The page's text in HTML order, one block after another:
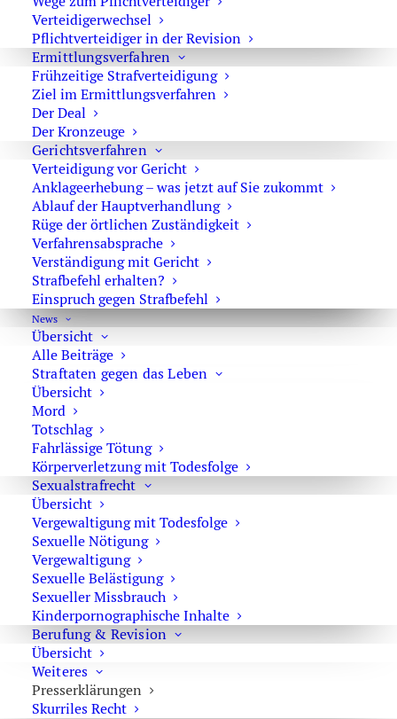
Verteidigerwechsel
Pflichtverteidiger in der Revision
Ermittlungsverfahren
Frühzeitige Strafverteidigung
Ziel im Ermittlungsverfahren
Der Deal
Der Kronzeuge
Gerichtsverfahren
Verteidigung vor Gericht
Anklageerhebung – was jetzt auf Sie zukommt
Ablauf der Hauptverhandlung
Rüge der örtlichen Zuständigkeit
Verfahrensabsprache
Verständigung mit Gericht
Strafbefehl erhalten?
Einspruch gegen Strafbefehl
News
Übersicht
Alle Beiträge
Straftaten gegen das Leben
Übersicht
Mord
Totschlag
Fahrlässige Tötung
Körperverletzung mit Todesfolge
Sexualstrafrecht
Übersicht
Vergewaltigung mit Todesfolge
Sexuelle Nötigung
Vergewaltigung
Sexuelle Belästigung
Sexueller Missbrauch
Kinderpornographische Inhalte
Berufung & Revision
Übersicht
Weiteres
Presserklärungen
Skurriles Recht
irgendwie verzeihe ich ihr auch. Sie erscheint
eben als erschreckend schlichte Frau, die vermutlich
deshalb viele mögen und der gerade deshalb keiner was
antun will. Und sie bedient den Mainstream im Kampf
um die Massenverblödung. Einfach rührend.
Das interessiert Sie vielleicht auch:
MPU nach Trunkenheitsfahrt
Reform Sexualstrafrecht – Neue Vorschläge
Ausländischer Führerschein in Deutschland
Aktuelle Rechtsprechung zu Cannabis – Drogen am
Steuer
Fahren ohne Versicherungsschutz
Blutentnahme durch die Polizei bei einer
Verkehrskontrolle
Führerschein vorläufig entzogen – was tun?